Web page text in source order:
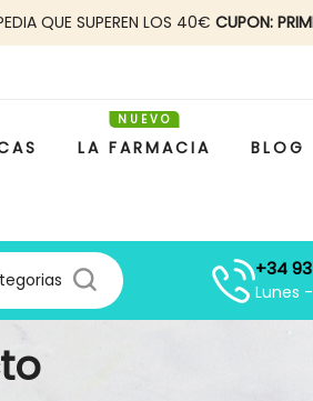
QUE SUPEREN LOS 40€ CUPON:
LA FARMACIA BLOG
+34
Lunes